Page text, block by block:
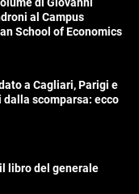
al Campus
School of Economics
a Cagliari, Parigi e
dalla scomparsa: ecco
libro del generale